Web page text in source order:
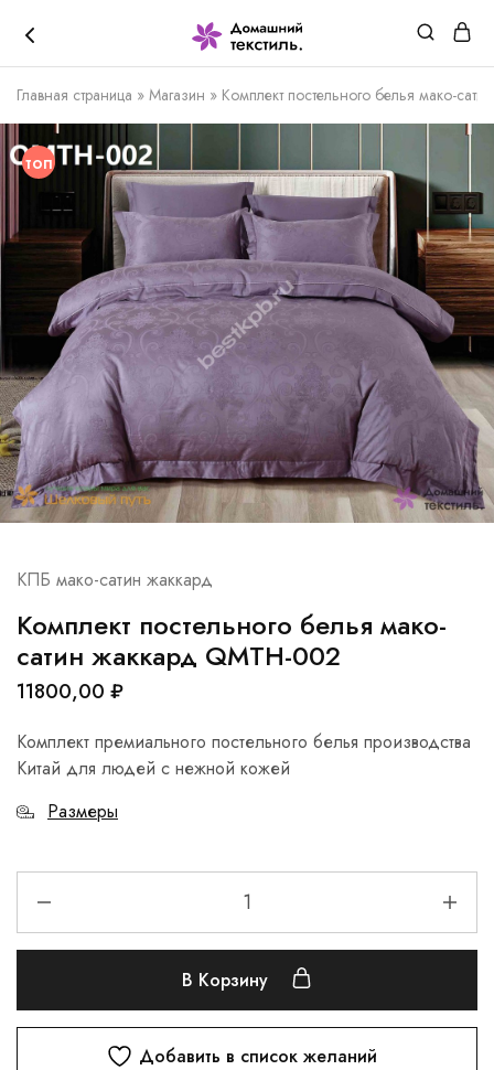
Главная страница » Магазин » Комплект постельного белья мако-
топ
КПБ мако-сатин жаккард
Комплект постельного белья мако-
сатин жаккард QMTH-002
11800,00 ₽
Комплект премиального постельного белья производства
Китай для людей с нежной кожей
Размеры
В Корзину
Добавить в список желаний